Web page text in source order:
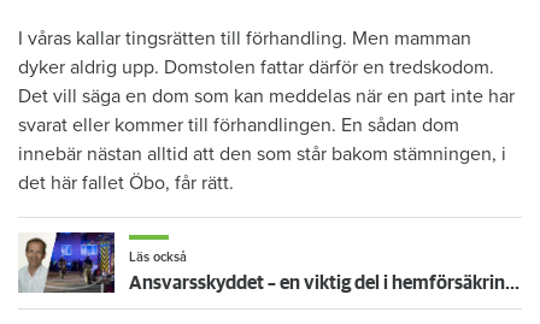
I våras kallar tingsrätten till förhandling. Men mamman
dyker aldrig upp. Domstolen fattar därför en tredskodom.
Det vill säga en dom som kan meddelas när en part inte har
svarat eller kommer till förhandlingen. En sådan dom
innebär nästan alltid att den som står bakom stämningen, i
det här fallet Öbo, får rätt.
Läs också
Ansvarsskyddet – en viktig del i hemförsäkringen